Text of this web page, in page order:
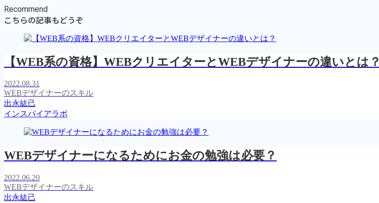
Recommend
こちらの記事もどうぞ
【WEB系の資格】WEBクリエイターとWEBデザイナーの違いとは？
2022.08.31
WEBデザイナーのスキル
出永紘己
インスパイアラボ
WEBデザイナーになるためにお金の勉強は必要？
2022.06.20
WEBデザイナーのスキル
出永紘己